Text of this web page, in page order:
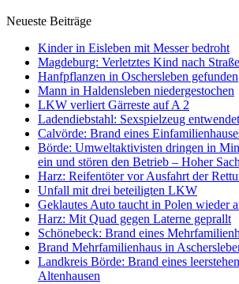
Neueste Beiträge
Kinder in Eisleben mit Messer bedroht
Magdeburg: Verletztes Kind nach
Hanfpflanzen in Oschersleben gefunden
Mann in Haldensleben niedergestochen
LKW verliert Gärreste auf A 2
Ladendiebstahl: Sexspielzeug entwendet
Calvörde: Brand eines
Börde: Umweltaktivisten dringen in
ein und stören den Betrieb – Hoher
Harz: Reifentöter vor Ausfahrt der
Unfall mit drei beteiligten LKW
Geklautes Auto taucht in Polen wieder
Harz: Mit Quad gegen Laterne geprallt
Schönebeck: Brand eines
Brand Mehrfamilienhaus in
Landkreis Börde: Brand eines
Altenhausen